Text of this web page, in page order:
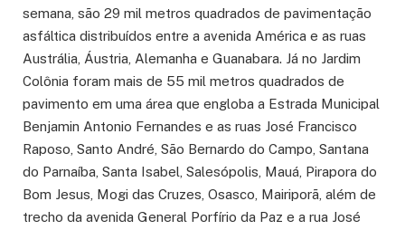
semana, são 29 mil metros quadrados de pavimentação
asfáltica distribuídos entre a avenida América e as ruas
Austrália, Áustria, Alemanha e Guanabara. Já no Jardim
Colônia foram mais de 55 mil metros quadrados de
pavimento em uma área que engloba a Estrada Municipal
Benjamin Antonio Fernandes e as ruas José Francisco
Raposo, Santo André, São Bernardo do Campo, Santana
do Parnaíba, Santa Isabel, Salesópolis, Mauá, Pirapora do
Bom Jesus, Mogi das Cruzes, Osasco, Mairiporã, além de
trecho da avenida General Porfírio da Paz e a rua José